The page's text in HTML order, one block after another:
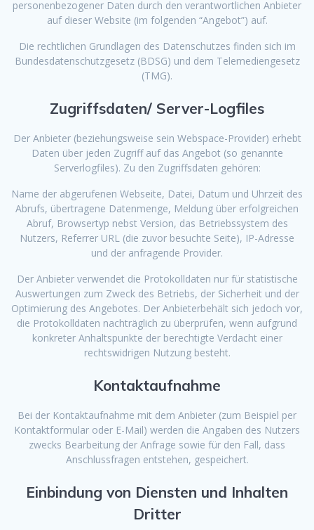
personenbezogener Daten durch den verantwortlichen Anbieter
auf dieser Website (im folgenden “Angebot”) auf.
Die rechtlichen Grundlagen des Datenschutzes finden sich im
Bundesdatenschutzgesetz (BDSG) und dem Telemediengesetz
(TMG).
Zugriffsdaten/ Server-Logfiles
Der Anbieter (beziehungsweise sein Webspace-Provider) erhebt
Daten über jeden Zugriff auf das Angebot (so genannte
Serverlogfiles). Zu den Zugriffsdaten gehören:
Name der abgerufenen Webseite, Datei, Datum und Uhrzeit des
Abrufs, übertragene Datenmenge, Meldung über erfolgreichen
Abruf, Browsertyp nebst Version, das Betriebssystem des
Nutzers, Referrer URL (die zuvor besuchte Seite), IP-Adresse
und der anfragende Provider.
Der Anbieter verwendet die Protokolldaten nur für statistische
Auswertungen zum Zweck des Betriebs, der Sicherheit und der
Optimierung des Angebotes. Der Anbieterbehält sich jedoch vor,
die Protokolldaten nachträglich zu überprüfen, wenn aufgrund
konkreter Anhaltspunkte der berechtigte Verdacht einer
rechtswidrigen Nutzung besteht.
Kontaktaufnahme
Bei der Kontaktaufnahme mit dem Anbieter (zum Beispiel per
Kontaktformular oder E-Mail) werden die Angaben des Nutzers
zwecks Bearbeitung der Anfrage sowie für den Fall, dass
Anschlussfragen entstehen, gespeichert.
Einbindung von Diensten und Inhalten
Dritter